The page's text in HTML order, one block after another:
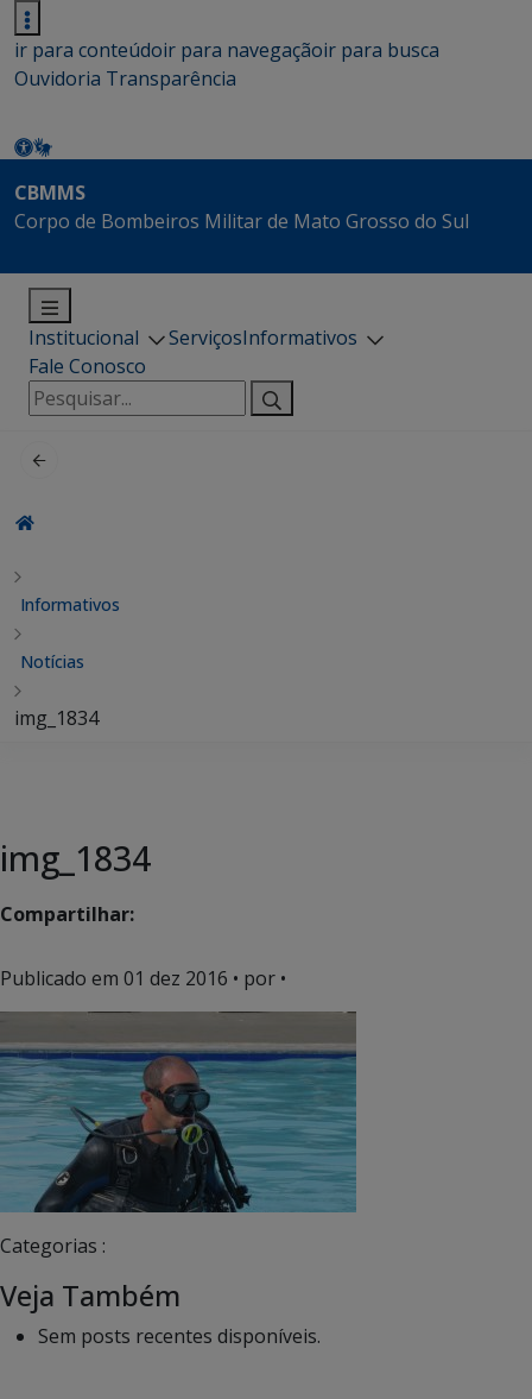
ir para conteúdoir para navegaçãoir para busca
Ouvidoria Transparência
CBMMS
Corpo de Bombeiros Militar de Mato Grosso do Sul
Institucional ServiçosInformativos
Fale Conosco
Pesquisar
por:
Informativos
Notícias
img_1834
img_1834
Compartilhar:
Publicado em 01 dez 2016 • por •
Categorias :
Veja Também
Sem posts recentes disponíveis.